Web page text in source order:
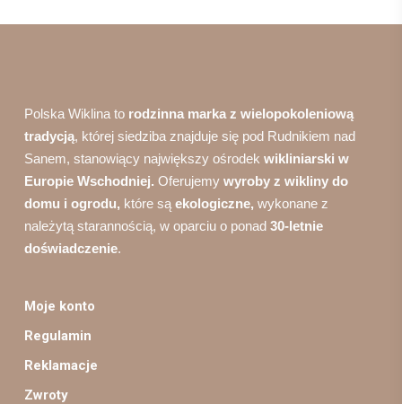
Polska Wiklina to rodzinna marka z wielopokoleniową
tradycją, której siedziba znajduje się pod Rudnikiem nad
Sanem, stanowiący największy ośrodek wikliniarski w
Europie Wschodniej. Oferujemy wyroby z wikliny do
domu i ogrodu, które są ekologiczne, wykonane z
należytą starannością, w oparciu o ponad 30-letnie
doświadczenie.
Moje konto
Regulamin
Reklamacje
Zwroty